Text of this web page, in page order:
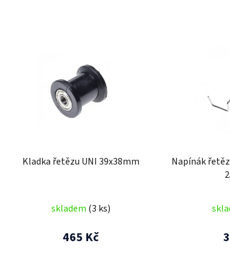
Kladka řetězu UNI 39x38mm
skladem (3 ks)
465 Kč
Napínák